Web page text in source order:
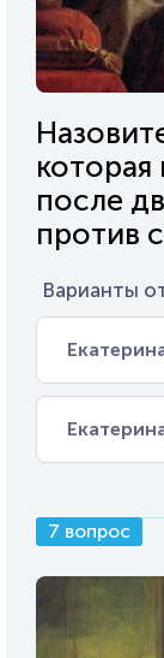
после
против
Варианты
7 вопрос